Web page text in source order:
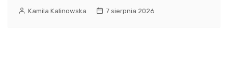
Kamila Kalinowska 7 sierpnia 2026